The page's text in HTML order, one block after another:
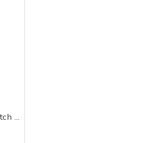
L'Oreal Paris True Match tonirani serum 4-5